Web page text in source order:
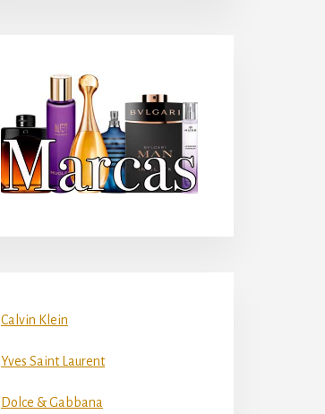
Calvin Klein
Yves Saint Laurent
Dolce & Gabbana